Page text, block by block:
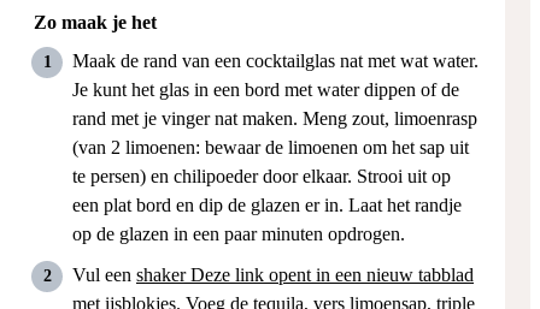
Zo maak je het
Maak de rand van een cocktailglas nat met wat water.
Je kunt het glas in een bord met water dippen of de
rand met je vinger nat maken. Meng zout, limoenrasp
(van 2 limoenen: bewaar de limoenen om het sap uit
te persen) en chilipoeder door elkaar. Strooi uit op
een plat bord en dip de glazen er in. Laat het randje
op de glazen in een paar minuten opdrogen.
Vul een shakerDeze link opent in een nieuw tabblad
met ijsblokjes. Voeg de tequila, vers limoensap, triple